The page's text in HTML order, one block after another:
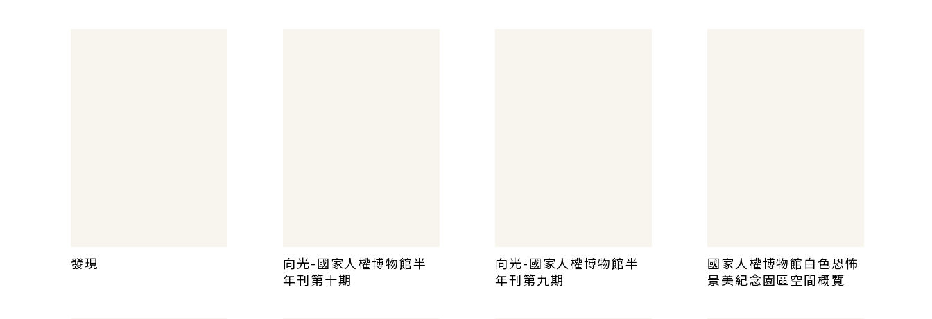
發現
向光-國家人權博物館半
年刊第十期
向光-國家人權博物館半
年刊第九期
國家人權博物館白色恐怖
景美紀念園區空間概覽